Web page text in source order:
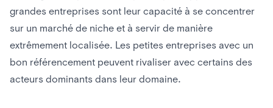
grandes entreprises sont leur capacité à se concentrer
sur un marché de niche et à servir de manière
extrêmement localisée. Les petites entreprises avec un
bon référencement peuvent rivaliser avec certains des
acteurs dominants dans leur domaine.